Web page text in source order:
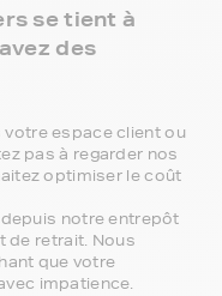
se tient à
des
espace client ou
pas à regarder nos
optimiser le coût
notre entrepôt
de retrait. Nous
que votre
impatience.